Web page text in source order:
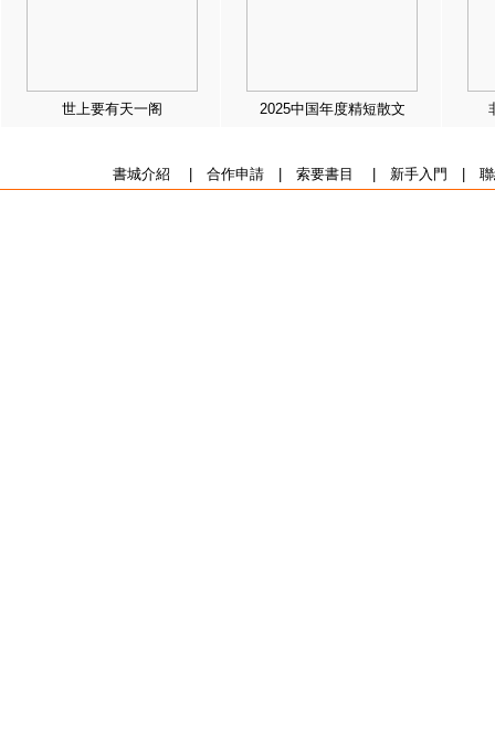
世上要有天一阁 2025中国年度精短散文
書城介紹 合作申請| 索要書目 新手入門